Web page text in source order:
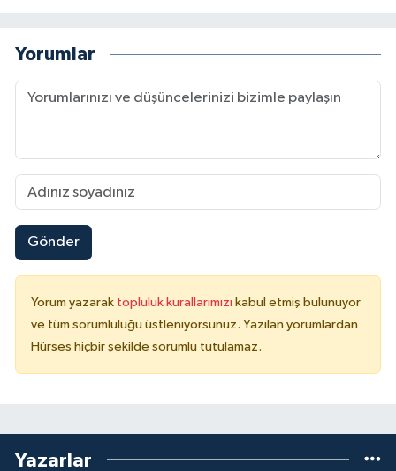
Yorumlar
Gönder
Yorum yazarak topluluk kurallarımızı kabul etmiş bulunuyor
ve tüm sorumluluğu üstleniyorsunuz. Yazılan yorumlardan
Hürses hiçbir şekilde sorumlu tutulamaz.
Yazarlar